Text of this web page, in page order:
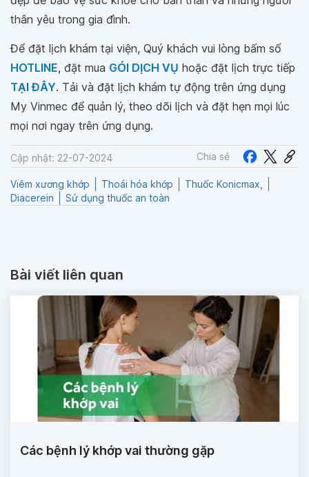
thân yêu trong gia đình.
Để đặt lịch khám tại viện, Quý khách vui lòng bấm số
HOTLINE, đặt mua GÓI DỊCH VỤ hoặc đặt lịch trực tiếp
TẠI ĐÂY. Tải và đặt lịch khám tự động trên ứng dụng
My Vinmec để quản lý, theo dõi lịch và đặt hẹn mọi lúc
mọi nơi ngay trên ứng dụng.
Cập nhật: 22-07-2024 Chia sẻ
Viêm xương khớp Thoái hóa khớp
Thuốc Konicmax,
Diacerein
Sử dụng thuốc an toàn
Bài viết liên quan
Các bệnh lý khớp vai thường gặp